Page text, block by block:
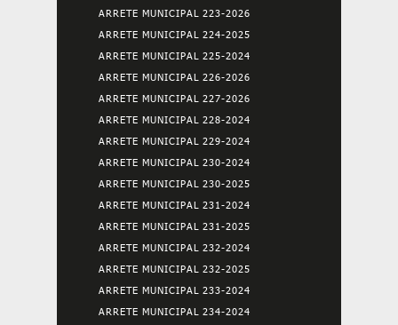
ARRETE MUNICIPAL 223-2026
ARRETE MUNICIPAL 224-2025
ARRETE MUNICIPAL 225-2024
ARRETE MUNICIPAL 226-2026
ARRETE MUNICIPAL 227-2026
ARRETE MUNICIPAL 228-2024
ARRETE MUNICIPAL 229-2024
ARRETE MUNICIPAL 230-2024
ARRETE MUNICIPAL 230-2025
ARRETE MUNICIPAL 231-2024
ARRETE MUNICIPAL 231-2025
ARRETE MUNICIPAL 232-2024
ARRETE MUNICIPAL 232-2025
ARRETE MUNICIPAL 233-2024
ARRETE MUNICIPAL 234-2024